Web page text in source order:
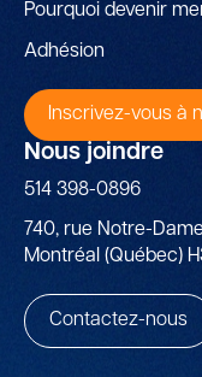
Pourquoi devenir
Adhésion
Inscrivez-vous à
Nous joindre
514 398-0896
740, rue Notre-
Montréal (Québec)
Contactez-nous